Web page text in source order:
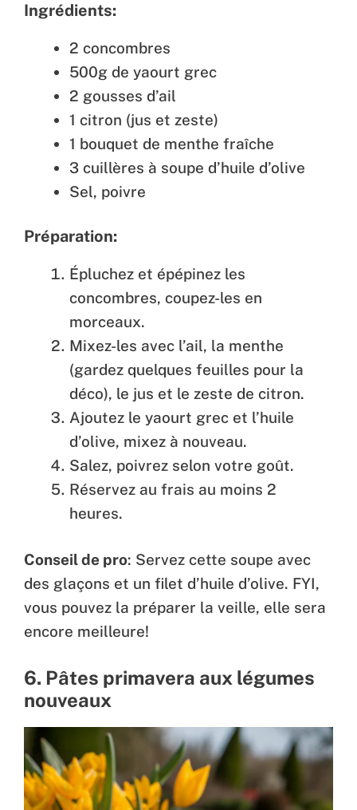
Ingrédients:
2 concombres
500g de yaourt grec
2 gousses d’ail
1 citron (jus et zeste)
1 bouquet de menthe fraîche
3 cuillères à soupe d’huile d’olive
Sel, poivre
Préparation:
Épluchez et épépinez les
concombres, coupez-les en
morceaux.
Mixez-les avec l’ail, la menthe
(gardez quelques feuilles pour la
déco), le jus et le zeste de citron.
Ajoutez le yaourt grec et l’huile
d’olive, mixez à nouveau.
Salez, poivrez selon votre goût.
Réservez au frais au moins 2
heures.
Conseil de pro: Servez cette soupe avec
des glaçons et un filet d’huile d’olive. FYI,
vous pouvez la préparer la veille, elle sera
encore meilleure!
6. Pâtes primavera aux légumes
nouveaux